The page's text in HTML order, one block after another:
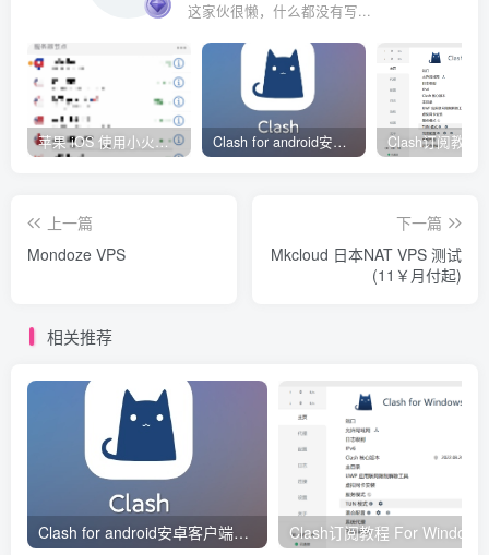
这家伙很懒，什么都没有写...
苹果 iOS 使用小火箭(shadowrocket)新手教程 Clash for android安卓客户端保姆级新手使用教程
上一篇
Mondoze VPS
下一篇
Mkcloud 日本NAT VPS 测试
(11￥月付起)
相关推荐
Clash for android安卓客户端保姆级新手使用教程